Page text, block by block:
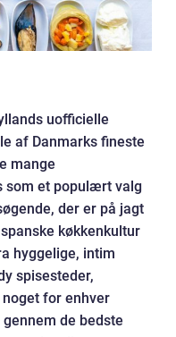
uofficielle
af Danmarks fineste
mange
som et populært valg
der er på jagt
køkkenkultur
hyggelige, intim
spisesteder,
for enhver
de bedste